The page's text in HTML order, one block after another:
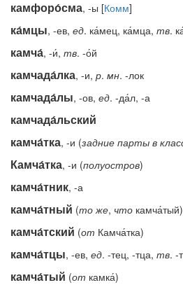
камфоро́сма, -ы [Комм]
ка́мцы, -ев, ед. ка́мец, ка́мца, тв.
камча́, -и́, тв. -о́й
камчада́лка, -и, р. мн. -лок
камчада́лы, -ов, ед. -да́л, -а
камчада́льский
камча́тка, -и (задние парты в
Камча́тка, -и (полуостров)
камча́тник, -а
камча́тный (то же, что камча́тый)
камча́тский (от Камча́тка)
камча́тцы, -ев, ед. -тец, -тца, тв. -
камча́тый (от камка́)